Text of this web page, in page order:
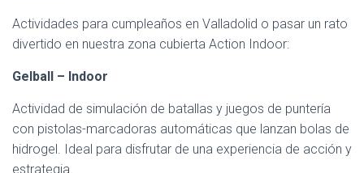
Actividades para cumpleaños en Valladolid o pasar un rato
divertido en nuestra zona cubierta Action Indoor:
Gelball – Indoor
Actividad de simulación de batallas y juegos de puntería
con pistolas-marcadoras automáticas que lanzan bolas de
hidrogel. Ideal para disfrutar de una experiencia de acción y
estrategia.